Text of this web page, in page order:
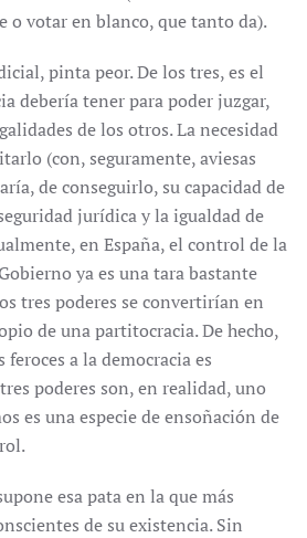
o votar en blanco, que tanto da).
pinta peor. De los tres, es el
debería tener para poder juzgar,
de los otros. La necesidad
(con, seguramente, aviesas
de conseguirlo, su capacidad de
jurídica y la igualdad de
en España, el control de la
ya es una tara bastante
tres poderes se convertirían en
de una partitocracia. De hecho,
a la democracia es
poderes son, en realidad, uno
es una especie de ensoñación de
esa pata en la que más
de su existencia. Sin